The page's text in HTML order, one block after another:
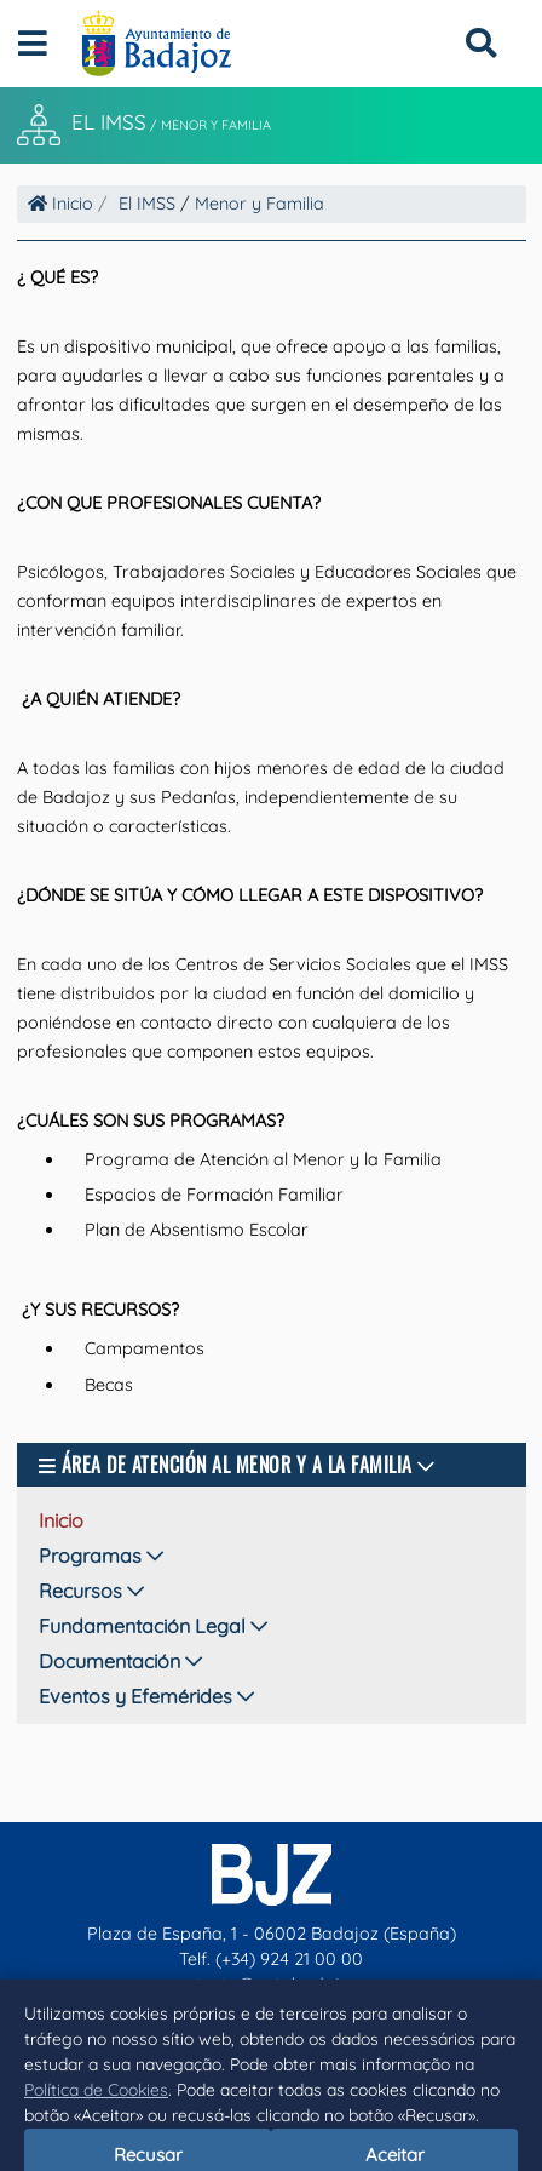
Utilizamos cookies próprias e de terceiros para analisar o
tráfego no nosso sítio web, obtendo os dados necessários para
estudar a sua navegação. Pode obter mais informação na
Política de Cookies. Pode aceitar todas as cookies clicando no
botão «Aceitar» ou recusá-las clicando no botão «Recusar».
Recusar Aceitar
EL IMSS / MENOR Y FAMILIA
Inicio El IMSS/ Menor y Familia
¿ QUÉ ES?
Es un dispositivo municipal, que ofrece apoyo a las familias,
para ayudarles a llevar a cabo sus funciones parentales y a
afrontar las dificultades que surgen en el desempeño de las
mismas.
¿CON QUE PROFESIONALES CUENTA?
Psicólogos, Trabajadores Sociales y Educadores Sociales que
conforman equipos interdisciplinares de expertos en
intervención familiar.
¿A QUIÉN ATIENDE?
A todas las familias con hijos menores de edad de la ciudad
de Badajoz y sus Pedanías, independientemente de su
situación o características.
¿DÓNDE SE SITÚA Y CÓMO LLEGAR A ESTE DISPOSITIVO?
En cada uno de los Centros de Servicios Sociales que el IMSS
tiene distribuidos por la ciudad en función del domicilio y
poniéndose en contacto directo con cualquiera de los
profesionales que componen estos equipos.
¿CUÁLES SON SUS PROGRAMAS?
Programa de Atención al Menor y la Familia
Espacios de Formación Familiar
Plan de Absentismo Escolar
¿Y SUS RECURSOS?
Campamentos
Becas
ÁREA DE ATENCIÓN AL MENOR Y A LA FAMILIA
Inicio
Programas
Recursos
Fundamentación Legal
Documentación
Eventos y Efemérides
Plaza de España, 1 - 06002 Badajoz (España)
Telf. (+34) 924 21 00 00
contacto@aytobadajoz.es
Facebook
X Instagram
YouTube
Inicio Aviso legal Privacidad Política de Cookies
Declaración de accesibilidad